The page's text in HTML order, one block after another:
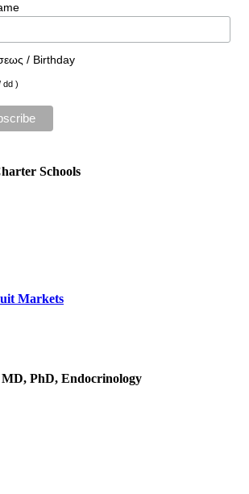
/ Birthday
dd )
Schools
Markets
PhD, Endocrinology